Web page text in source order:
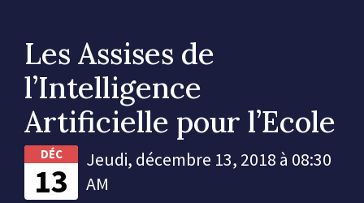
Les Assises de
l’Intelligence
Artificielle pour l’Ecole
DÉC
13
Jeudi, décembre 13, 2018 à 08:30
AM